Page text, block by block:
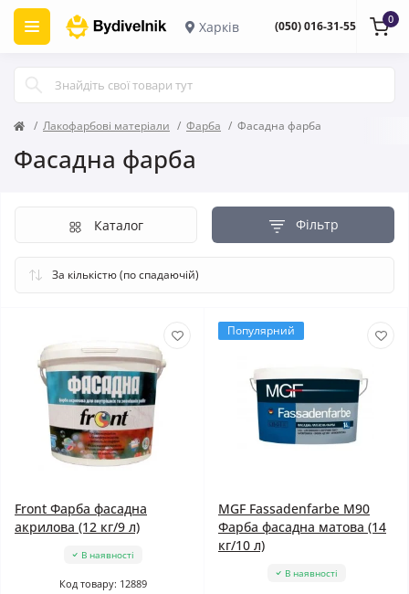
Харків (050) 016-31-55 0
Лакофарбові матеріали Фарба Фасадна фарба
Фасадна фарба
Фільтр
Каталог
Front Фарба фасадна
акрилова (12 кг/9 л)
В наявності
Код товару: 12889
Популярний
MGF Fassadenfarbe М90
Фарба фасадна матова (14
кг/10 л)
В наявності